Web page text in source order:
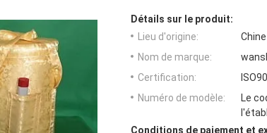
Détails sur le produit:
Lieu d'origine:
Chine
Nom de marque:
Certification:
Numéro de modèle:
Le
Conditions de paiement et